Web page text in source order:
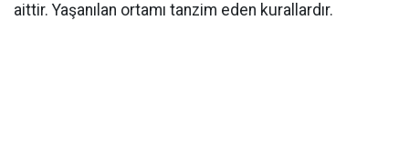
aittir. Yaşanılan ortamı tanzim eden kurallardır.